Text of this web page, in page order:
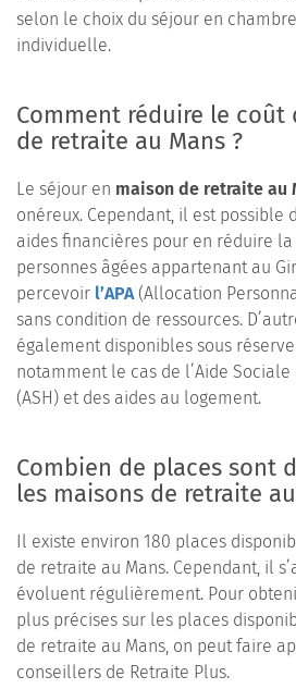
selon le choix du séjour en
individuelle.
Comment réduire le coût
de retraite au Mans ?
Le séjour en maison de retraite au
onéreux. Cependant, il est possible
aides financières pour en réduire la
personnes âgées appartenant au
percevoir l’APA(Allocation
sans condition de ressources.
également disponibles sous réserve
notamment le cas de l’Aide Sociale
(ASH) et des aides au logement.
Combien de places sont
les maisons de retraite
Il existe environ 180 places
de retraite au Mans. Cependant, il
évoluent régulièrement. Pour
plus précises sur les places
de retraite au Mans, on peut faire
conseillers de Retraite Plus.